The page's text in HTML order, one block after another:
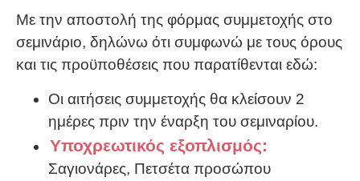
Με την αποστολή της φόρμας συμμετοχής στο
σεμινάριο, δηλώνω ότι συμφωνώ με τους όρους
και τις προϋποθέσεις που παρατίθενται εδώ:
Οι αιτήσεις συμμετοχής θα κλείσουν 2
ημέρες πριν την έναρξη του σεμιναρίου.
Υποχρεωτικός εξοπλισμός:
Σαγιονάρες, Πετσέτα προσώπου